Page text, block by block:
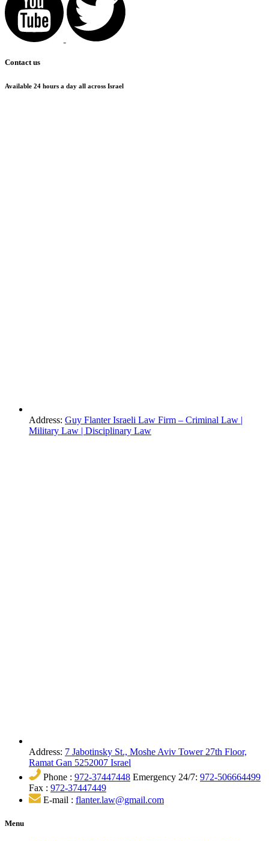
Contact us
Available 24 hours a day all across Israel
Address: Guy Flanter Israeli Law Firm – Criminal Law |
Military Law | Disciplinary Law
Address: 7 Jabotinsky St., Moshe Aviv Tower 27th Floor,
Ramat Gan 5252007 Israel
Phone : 972-37447448 Emergency 24/7: 972-506664499
Fax : 972-37447449
E-mail : flanter.law@gmail.com
Menu